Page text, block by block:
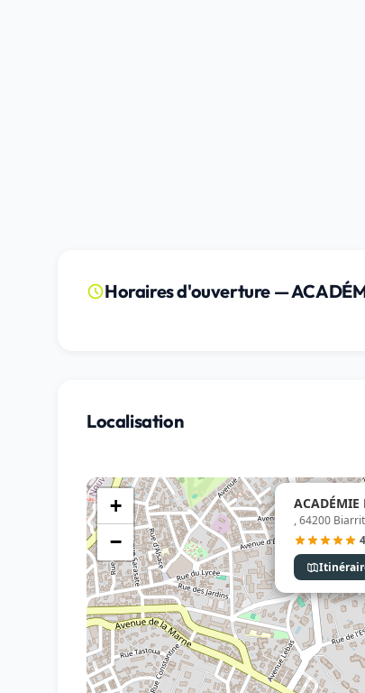
Horaires d'ouverture —
Localisation
ACADÉMIE
, 64200
+
−